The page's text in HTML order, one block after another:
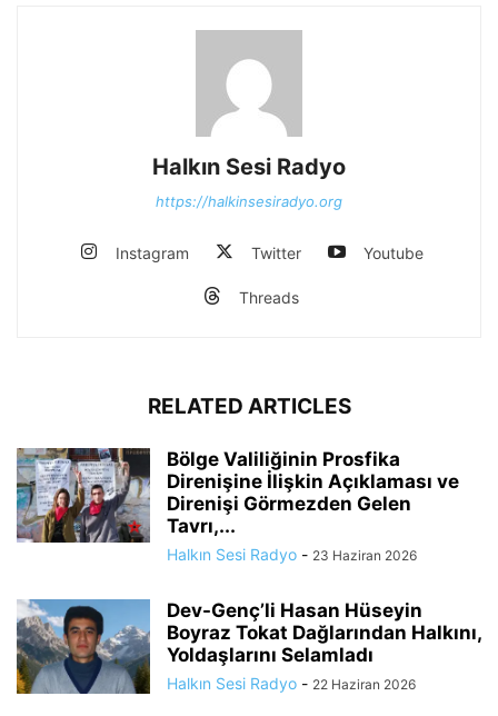
Halkın Sesi Radyo
https://halkinsesiradyo.org
Instagram Twitter Youtube
Threads
RELATED ARTICLES
Bölge Valiliğinin Prosfika
Direnişine İlişkin Açıklaması ve
Direnişi Görmezden Gelen
Tavrı,...
Halkın Sesi Radyo - 23 Haziran 2026
Dev-Genç’li Hasan Hüseyin
Boyraz Tokat Dağlarından Halkını,
Yoldaşlarını Selamladı
Halkın Sesi Radyo - 22 Haziran 2026